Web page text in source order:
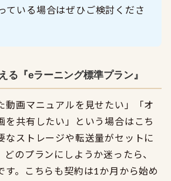
ている場合はぜひご検討くださ
る『eラーニング標準プラン』
動画マニュアルを見せたい」「オ
を共有したい」という場合はこち
なストレージや転送量がセットに
どのプランにしようか迷ったら、
す。こちらも契約は1か月から始め